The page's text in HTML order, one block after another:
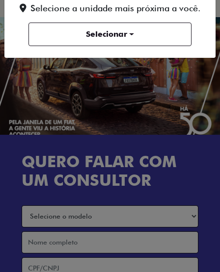
QUERO FALAR COM
UM CONSULTOR
Selecione a unidade mais próxima a você.
Selecionar